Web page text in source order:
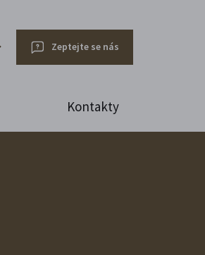
Zeptejte se nás
Kontakty